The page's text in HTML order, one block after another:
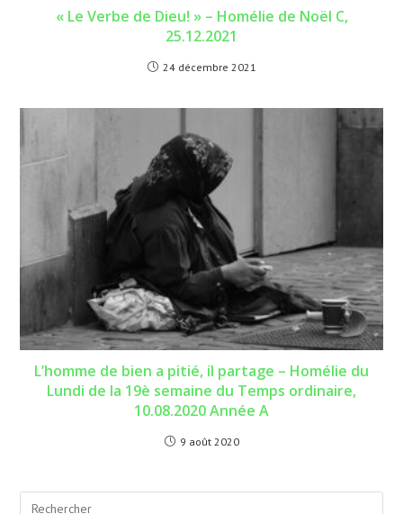
« Le Verbe de Dieu! » – Homélie de Noël C,
25.12.2021
24 décembre 2021
L’homme de bien a pitié, il partage – Homélie du
Lundi de la 19è semaine du Temps ordinaire,
10.08.2020 Année A
9 août 2020